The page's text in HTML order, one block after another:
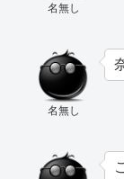
名無し
名無し